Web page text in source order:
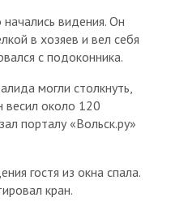
начались видения. Он
в хозяев и вел себя
с подоконника.
могли столкнуть,
весил около 120
порталу «Вольск.ру»
гостя из окна спала.
кран.